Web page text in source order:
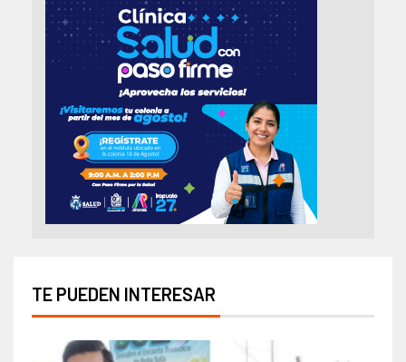
TE PUEDEN INTERESAR